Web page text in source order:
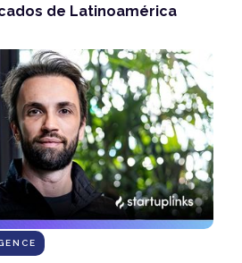
de Latinoamérica